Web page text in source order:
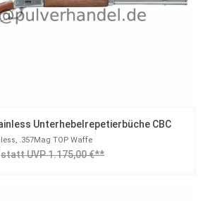
Unterhebelrepetierbüche CBC
.357Mag TOP Waffe
statt UVP 1.175,00 €**